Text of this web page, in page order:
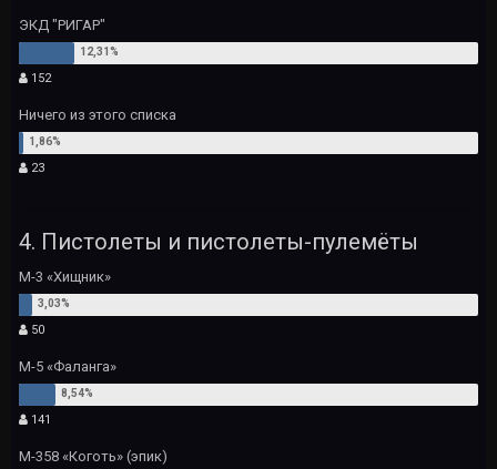
ЭКД "РИГАР"
152
Ничего из этого списка
23
4. Пистолеты и пистолеты-пулемёты
М-3 «Хищник»
50
М-5 «Фаланга»
141
М-358 «Коготь» (эпик)